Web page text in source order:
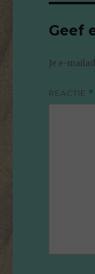
Geef
Je e-
REACTIE *